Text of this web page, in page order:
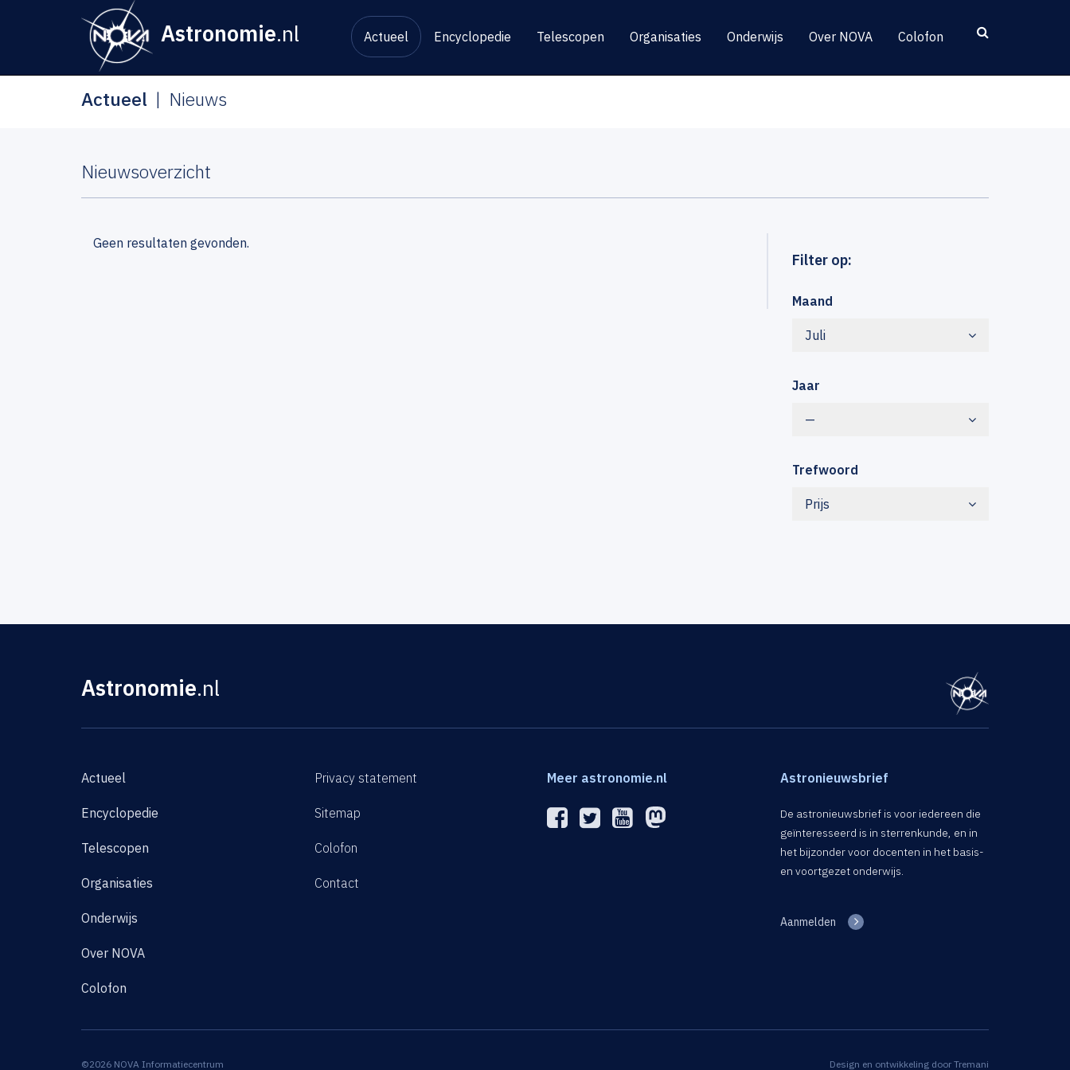
Astronomie.nl Actueel Encyclopedie Telescopen Organisaties Onderwijs Over NOVA Colofon
Actueel Nieuws
Nieuwsoverzicht
Filter op:
Maand
Juli
Jaar
—
Trefwoord
Prijs
Geen resultaten gevonden.
Astronomie.nl
Actueel
Encyclopedie
Telescopen
Organisaties
Onderwijs
Over NOVA
Colofon
Privacy statement
Sitemap
Colofon
Contact
Meer astronomie.nl Astronieuwsbrief
De astronieuwsbrief is voor iedereen die
geïnteresseerd is in sterrenkunde, en in
het bijzonder voor docenten in het basis-
en voortgezet onderwijs.
Aanmelden
©2026 NOVA Informatiecentrum Design en ontwikkeling door Tremani